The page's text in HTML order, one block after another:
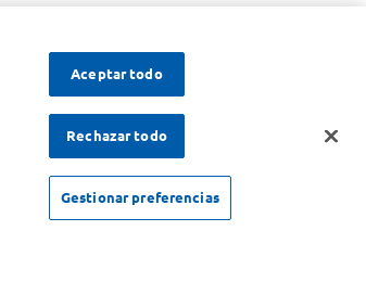
Aceptar todo
Rechazar todo
Gestionar preferencias